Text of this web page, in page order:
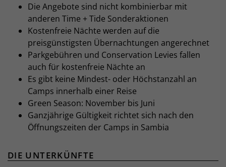
Die Angebote sind nicht kombinierbar mit
anderen Time + Tide Sonderaktionen
Kostenfreie Nächte werden auf die
preisgünstigsten Übernachtungen angerechnet
Parkgebühren und Conservation Levies fallen
auch für kostenfreie Nächte an
Es gibt keine Mindest- oder Höchstanzahl an
Camps innerhalb einer Reise
Green Season: November bis Juni
Ganzjährige Gültigkeit richtet sich nach den
Öffnungszeiten der Camps in Sambia
DIE UNTERKÜNFTE